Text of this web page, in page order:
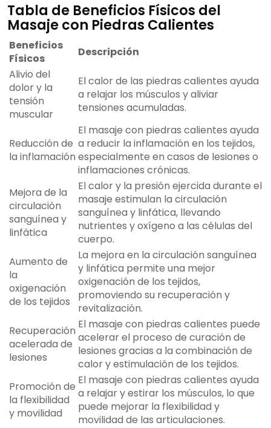
Tabla de Beneficios Físicos del
Masaje con Piedras Calientes
Beneficios
Físicos
Descripción
Alivio del
dolor y la
tensión
muscular
El calor de las piedras calientes ayuda
a relajar los músculos y aliviar
tensiones acumuladas.
Reducción de
la inflamación
El masaje con piedras calientes ayuda
a reducir la inflamación en los tejidos,
especialmente en casos de lesiones o
inflamaciones crónicas.
Mejora de la
circulación
sanguínea y
linfática
El calor y la presión ejercida durante el
masaje estimulan la circulación
sanguínea y linfática, llevando
nutrientes y oxígeno a las células del
cuerpo.
Aumento de
la
oxigenación
de los tejidos
La mejora en la circulación sanguínea
y linfática permite una mejor
oxigenación de los tejidos,
promoviendo su recuperación y
revitalización.
Recuperación
acelerada de
lesiones
El masaje con piedras calientes puede
acelerar el proceso de curación de
lesiones gracias a la combinación de
calor y estimulación de los tejidos.
Promoción de
la flexibilidad
y movilidad
El masaje con piedras calientes ayuda
a relajar y estirar los músculos, lo que
puede mejorar la flexibilidad y
movilidad de las articulaciones.